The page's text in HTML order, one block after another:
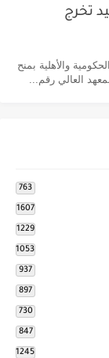
تخرج
والأهلية بمنح
العالي رقم...
763
1607
1229
1053
937
897
730
847
1245